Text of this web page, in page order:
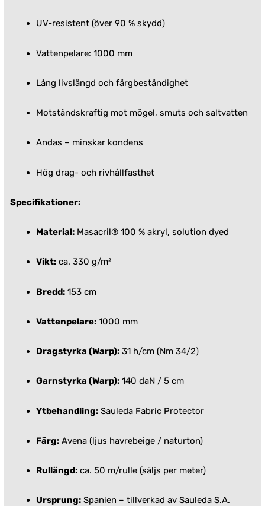
UV-resistent (över 90 % skydd)
Vattenpelare: 1000 mm
Lång livslängd och färgbeständighet
Motståndskraftig mot mögel, smuts och saltvatten
Andas – minskar kondens
Hög drag- och rivhållfasthet
Specifikationer:
Material:Masacril® 100 % akryl, solution dyed
Vikt:ca. 330 g/m²
Bredd:153 cm
Vattenpelare:1000 mm
Dragstyrka (Warp):31 h/cm (Nm 34/2)
Garnstyrka (Warp):140 daN / 5 cm
Ytbehandling:Sauleda Fabric Protector
Färg:Avena (ljus havrebeige / naturton)
Rullängd:ca. 50 m/rulle (säljs per meter)
Ursprung:Spanien – tillverkad av Sauleda S.A.